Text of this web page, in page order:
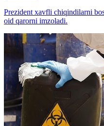
Prezident xavfli chiqindilarni
oid qarorni imzoladi.